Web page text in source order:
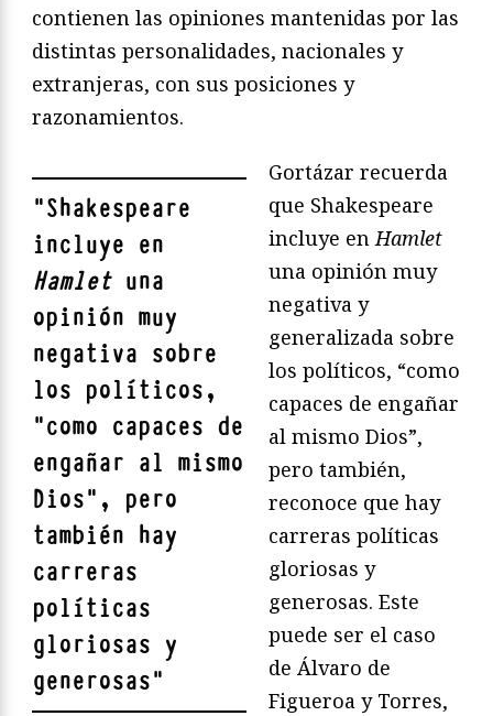
contienen las opiniones mantenidas por las
distintas personalidades, nacionales y
extranjeras, con sus posiciones y
razonamientos.
"Shakespeare
incluye en
Hamletuna
opinión muy
negativa sobre
los políticos,
“como capaces de
engañar al mismo
Dios”, pero
también hay
carreras
políticas
gloriosas y
generosas"
Gortázar recuerda
que Shakespeare
incluye enHamlet
una opinión muy
negativa y
generalizada sobre
los políticos, “como
capaces de engañar
al mismo Dios”,
pero también,
reconoce que hay
carreras políticas
gloriosas y
generosas. Este
puede ser el caso
de Álvaro de
Figueroa y Torres,